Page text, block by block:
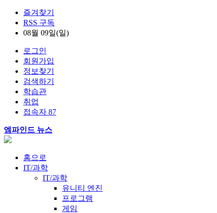
즐겨찾기
RSS 구독
08월 09일(일)
로그인
회원가입
정보찾기
검색하기
학습관
취업
접속자 87
엠파인드 뉴스
홈으로
IT/과학
IT/과학
유니티 엔진
프로그램
게임